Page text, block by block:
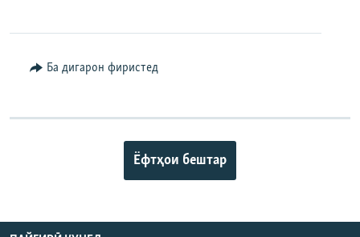
Ба дигарон фиристед
Ёфтҳои бештар